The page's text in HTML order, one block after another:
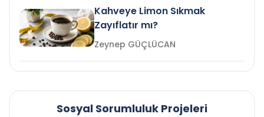
Kahveye Limon Sıkmak
Zayıflatır mı?
Zeynep GÜÇLÜCAN
Sosyal Sorumluluk Projeleri